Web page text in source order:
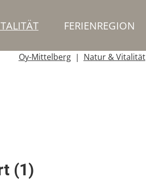
FERIENREGION
Oy-Mittelberg
Natur & Vitalität
(1)